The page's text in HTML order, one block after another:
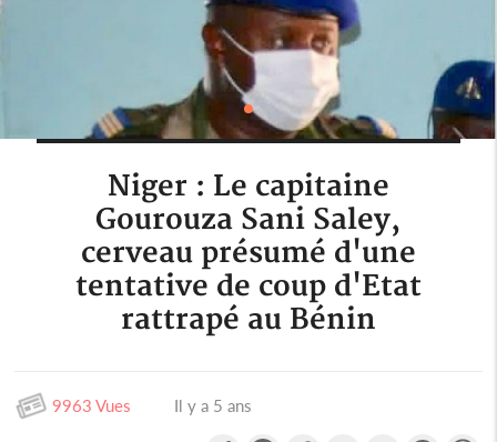
Niger : Le capitaine
Gourouza Sani Saley,
cerveau présumé d'une
tentative de coup d'Etat
rattrapé au Bénin
9963 Vues Il y a 5 ans